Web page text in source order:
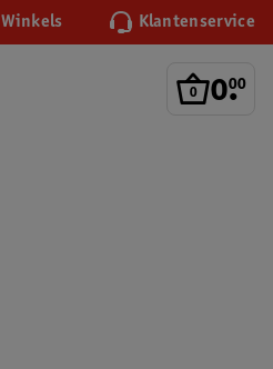
Winkels Klantenservice
0.
00